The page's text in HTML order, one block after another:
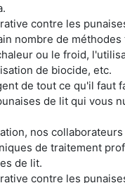
contre les
nombre de méthodes
ou le froid,
de biocide, etc.
de tout ce qu'il faut
de lit qui vous
nos
de traitement
de lit.
contre les